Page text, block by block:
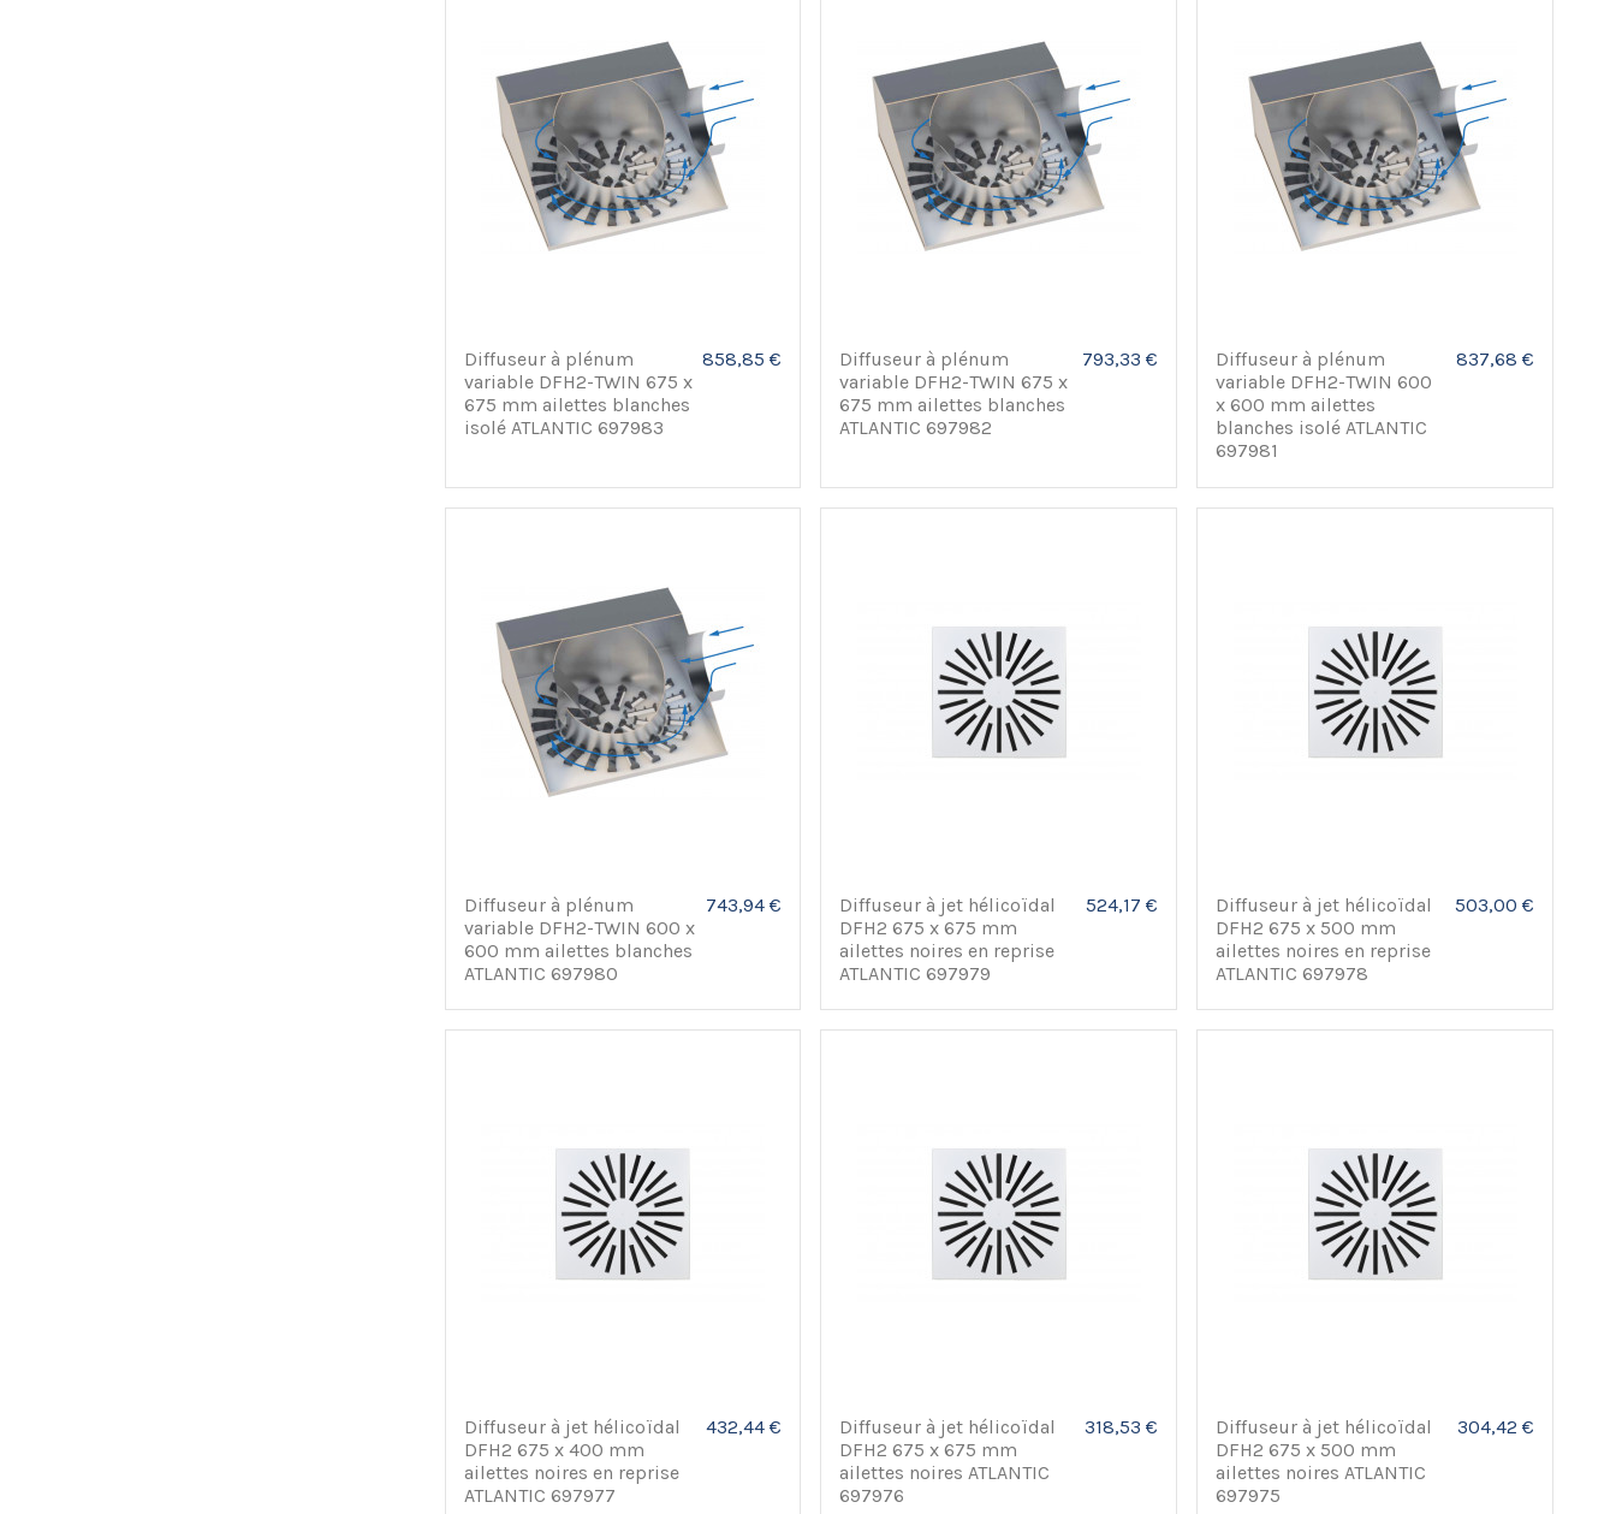
Diffuseur à plénum
variable DFH2-TWIN 675 x
675 mm ailettes blanches
isolé ATLANTIC 697983
858,85 €
Diffuseur à plénum
variable DFH2-TWIN 675 x
675 mm ailettes blanches
ATLANTIC 697982
793,33 €
Diffuseur à plénum
variable DFH2-TWIN 600
x 600 mm ailettes
blanches isolé ATLANTIC
697981
837,68 €
Diffuseur à plénum
variable DFH2-TWIN 600 x
600 mm ailettes blanches
ATLANTIC 697980
743,94 €
Diffuseur à jet hélicoïdal
DFH2 675 x 675 mm
ailettes noires en reprise
ATLANTIC 697979
524,17 €
Diffuseur à jet hélicoïdal
DFH2 675 x 500 mm
ailettes noires en reprise
ATLANTIC 697978
503,00 €
Diffuseur à jet hélicoïdal
DFH2 675 x 400 mm
ailettes noires en reprise
ATLANTIC 697977
432,44 €
Diffuseur à jet hélicoïdal
DFH2 675 x 675 mm
ailettes noires ATLANTIC
697976
318,53 €
Diffuseur à jet hélicoïdal
DFH2 675 x 500 mm
ailettes noires ATLANTIC
697975
304,42 €